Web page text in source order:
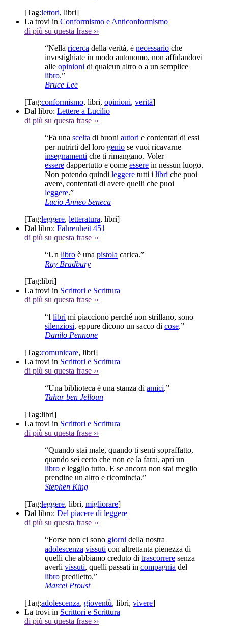
[Tag:lettori, libri]
La trovi in Conformismo e Anticonformismo
di più su questa frase ››
“Nella ricerca della verità, è necessario che
investighiate in modo autonomo, non affidandovi
alle opinioni di qualcun altro o a un semplice
libro.”
Bruce Lee
[Tag:conformismo, libri, opinioni, verità]
Dal libro: Lettere a Lucilio
di più su questa frase ››
“Fa una scelta di buoni autori e contentati di essi
per nutrirti del loro genio se vuoi ricavarne
insegnamenti che ti rimangano. Voler
essere dappertutto e come essere in nessun luogo.
Non potendo quindi leggere tutti i libri che puoi
avere, contentati di avere quelli che puoi
leggere.”
Lucio Anneo Seneca
[Tag:leggere, letteratura, libri]
Dal libro: Fahrenheit 451
di più su questa frase ››
“Un libro è una pistola carica.”
Ray Bradbury
[Tag:libri]
La trovi in Scrittori e Scrittura
di più su questa frase ››
“I libri mi piacciono perché non strillano, sono
silenziosi, eppure dicono un sacco di cose.”
Danilo Pennone
[Tag:comunicare, libri]
La trovi in Scrittori e Scrittura
di più su questa frase ››
“Una biblioteca è una stanza di amici.”
Tahar ben Jelloun
[Tag:libri]
La trovi in Scrittori e Scrittura
di più su questa frase ››
“Quando stai male, quando ti senti sopraffatto,
quando sei certo che non ce la farai, apri un
libro e leggilo tutto. E se ancora non stai meglio
prendine un altro e ricomincia.”
Stephen King
[Tag:leggere, libri, migliorare]
Dal libro: Del piacere di leggere
di più su questa frase ››
“Forse non ci sono giorni della nostra
adolescenza vissuti con altrettanta pienezza di
quelli che abbiamo creduto di trascorrere senza
averli vissuti, quelli passati in compagnia del
libro prediletto.”
Marcel Proust
[Tag:adolescenza, gioventù, libri, vivere]
La trovi in Scrittori e Scrittura
di più su questa frase ››